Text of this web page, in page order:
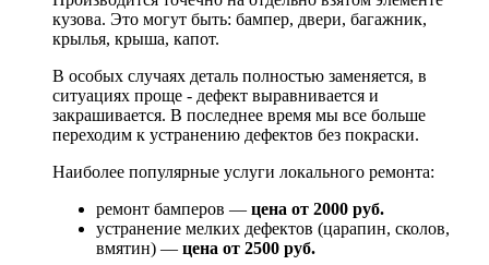
кузова. Это могут быть: бампер, двери, багажник,
крылья, крыша, капот.
В особых случаях деталь полностью заменяется, в
ситуациях проще - дефект выравнивается и
закрашивается. В последнее время мы все больше
переходим к устранению дефектов без покраски.
Наиболее популярные услуги локального ремонта:
ремонт бамперов — цена от 2000 руб.
устранение мелких дефектов (царапин, сколов,
вмятин) — цена от 2500 руб.